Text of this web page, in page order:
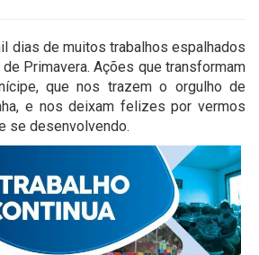
dias de muitos trabalhos espalhados
Primavera. Ações que transformam
que nos trazem o orgulho de
e nos deixam felizes por vermos
se desenvolvendo.